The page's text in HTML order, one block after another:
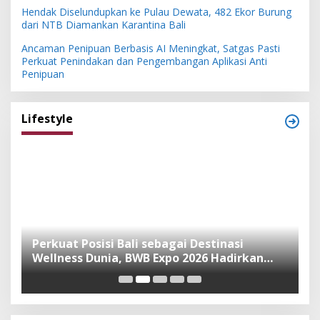
Hendak Diselundupkan ke Pulau Dewata, 482 Ekor Burung
dari NTB Diamankan Karantina Bali
Ancaman Penipuan Berbasis AI Meningkat, Satgas Pasti
Perkuat Penindakan dan Pengembangan Aplikasi Anti
Penipuan
Lifestyle
Perkuat Posisi Bali sebagai Destinasi
Wellness Dunia, BWB Expo 2026 Hadirkan
Exhibitor Nasional dan Global